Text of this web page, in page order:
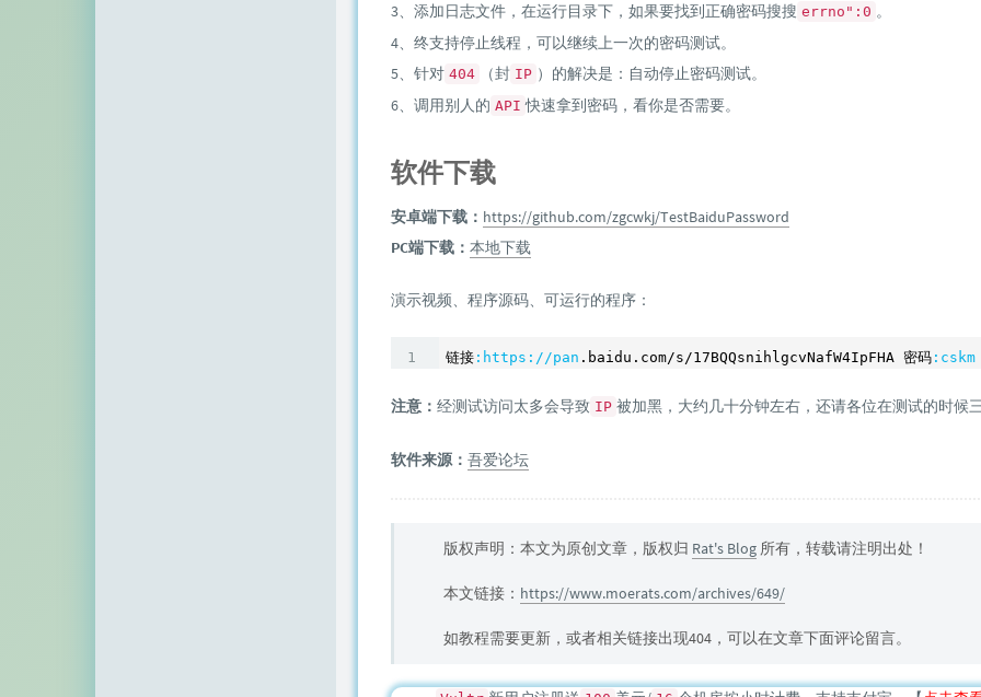
3、添加日志文件，在运行目录下，如果要找到正确密码搜搜 errno":0 。
4、终支持停止线程，可以继续上一次的密码测试。
5、针对 404 （封 IP ）的解决是：自动停止密码测试。
6、调用别人的 API 快速拿到密码，看你是否需要。
软件下载
安卓端下载： https://github.com/zgcwkj/TestBaiduPassword
PC端下载： 本地下载
演示视频、程序源码、可运行的程序：
链接 :https ://pan .baidu.com/s/17BQQsnihlgcvNafW4IpFHA 密码 :cskm
注意： 经测试访问太多会导致 IP 被加黑，大约几十分钟左右，还请各位在测试的时候
软件来源： 吾爱论坛
版权声明：本文为原创文章，版权归 Rat's Blog 所有，转载请注明出处！
本文链接： https://www.moerats.com/archives/649/
如教程需要更新，或者相关链接出现404，可以在文章下面评论留言。